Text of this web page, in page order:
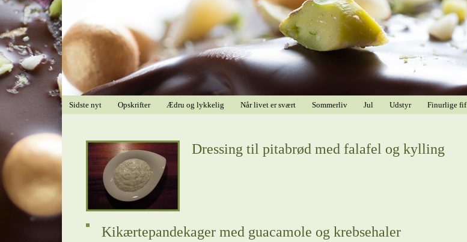
Sidste nyt Opskrifter Ædru og lykkelig Når livet er svært Sommerliv Jul Udstyr Finurlige fif
Dressing til pitabrød med falafel og kylling
Kikærtepandekager med guacamole og krebsehaler